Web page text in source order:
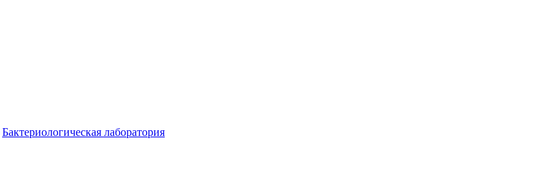
Бактериологическая лаборатория